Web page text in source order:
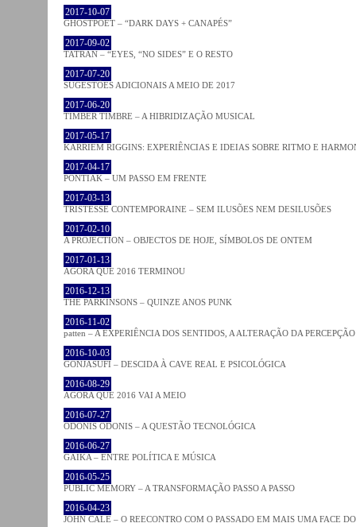
2017-10-07
GHOSTPOET – “DARK DAYS + CANAPÉS”
2017-09-02
TATRAN – “EYES, “NO SIDES” E O RESTO
2017-07-20
SUGESTÕES ADICIONAIS A MEIO DE 2017
2017-06-20
TIMBER TIMBRE – A HIBRIDIZAÇÃO MUSICAL
2017-05-17
KARRIEM RIGGINS: EXPERIÊNCIAS E IDEIAS SOBRE RITMO E
2017-04-17
PONTIAK – UM PASSO EM FRENTE
2017-03-13
TRISTESSE CONTEMPORAINE – SEM ILUSÕES NEM DESILUSÕES
2017-02-10
A PROJECTION – OBJECTOS DE HOJE, SÍMBOLOS DE ONTEM
2017-01-13
AGORA QUE 2016 TERMINOU
2016-12-13
THE PARKINSONS – QUINZE ANOS PUNK
2016-11-02
patten – A EXPERIÊNCIA DOS SENTIDOS, A ALTERAÇÃO DA PERCEPÇÃO
2016-10-03
GONJASUFI – DESCIDA À CAVE REAL E PSICOLÓGICA
2016-08-29
AGORA QUE 2016 VAI A MEIO
2016-07-27
ODONIS ODONIS – A QUESTÃO TECNOLÓGICA
2016-06-27
GAIKA – ENTRE POLÍTICA E MÚSICA
2016-05-25
PUBLIC MEMORY – A TRANSFORMAÇÃO PASSO A PASSO
2016-04-23
JOHN CALE – O REECONTRO COM O PASSADO EM MAIS UMA FACE